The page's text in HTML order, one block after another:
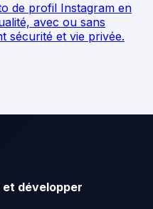
de profil Instagram en
avec ou sans
sécurité et vie privée.
développer